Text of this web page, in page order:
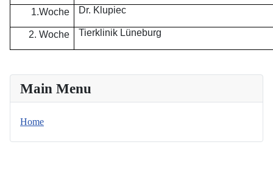
1.Woche Dr. Klupiec
2. Woche Tierklinik Lüneburg
Main Menu
Home